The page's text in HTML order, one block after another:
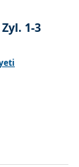
1-3